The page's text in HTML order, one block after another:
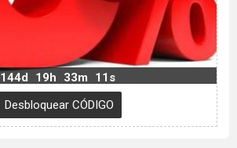
144d 19h 33m 10s